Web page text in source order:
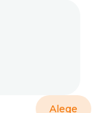
Alege